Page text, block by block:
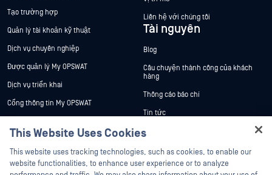
Tạo trường hợp
Quản lý tài khoản kỹ thuật
Dịch vụ chuyên nghiệp
Được quản lý My OPSWAT
Dịch vụ triển khai
Cổng thông tin My OPSWAT
Đào tạo
Chương trình Xử lý Lỗ hổng Bảo mật
Đối tác
Liên hệ với chúng tôi
Tài nguyên
Blog
Câu chuyện thành công của khách
hàng
Thông cáo báo chí
Tin tức
Sự kiện
Hội thảo trên trực tuyến
Datasheets
This Website Uses Cookies
This website uses tracking technologies, such as cookies, to enable our
website functionalities, to enhance user experience or to analyze
Hey there!
I'm Ozzy, your OPSWAT virtual assistant.